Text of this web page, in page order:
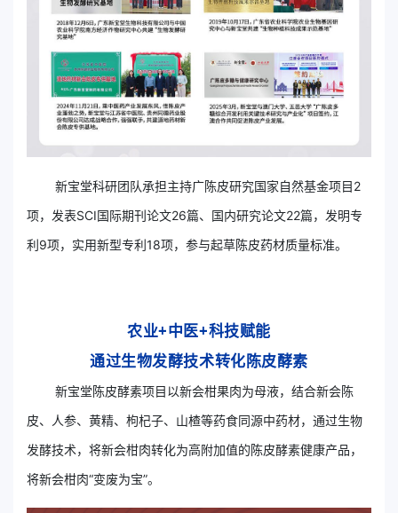
新宝堂科研团队承担主持广陈皮研究国家自然基金项目2
项，发表SCI国际期刊论文26篇、国内研究论文22篇，发明专
利9项，实用新型专利18项，参与起草陈皮药材质量标准。
农业+中医+科技赋能
通过生物发酵技术转化陈皮酵素
新宝堂陈皮酵素项目以新会柑果肉为母液，结合新会陈
皮、人参、黄精、枸杞子、山楂等药食同源中药材，通过生物
发酵技术，将新会柑肉转化为高附加值的陈皮酵素健康产品，
将新会柑肉“变废为宝”。